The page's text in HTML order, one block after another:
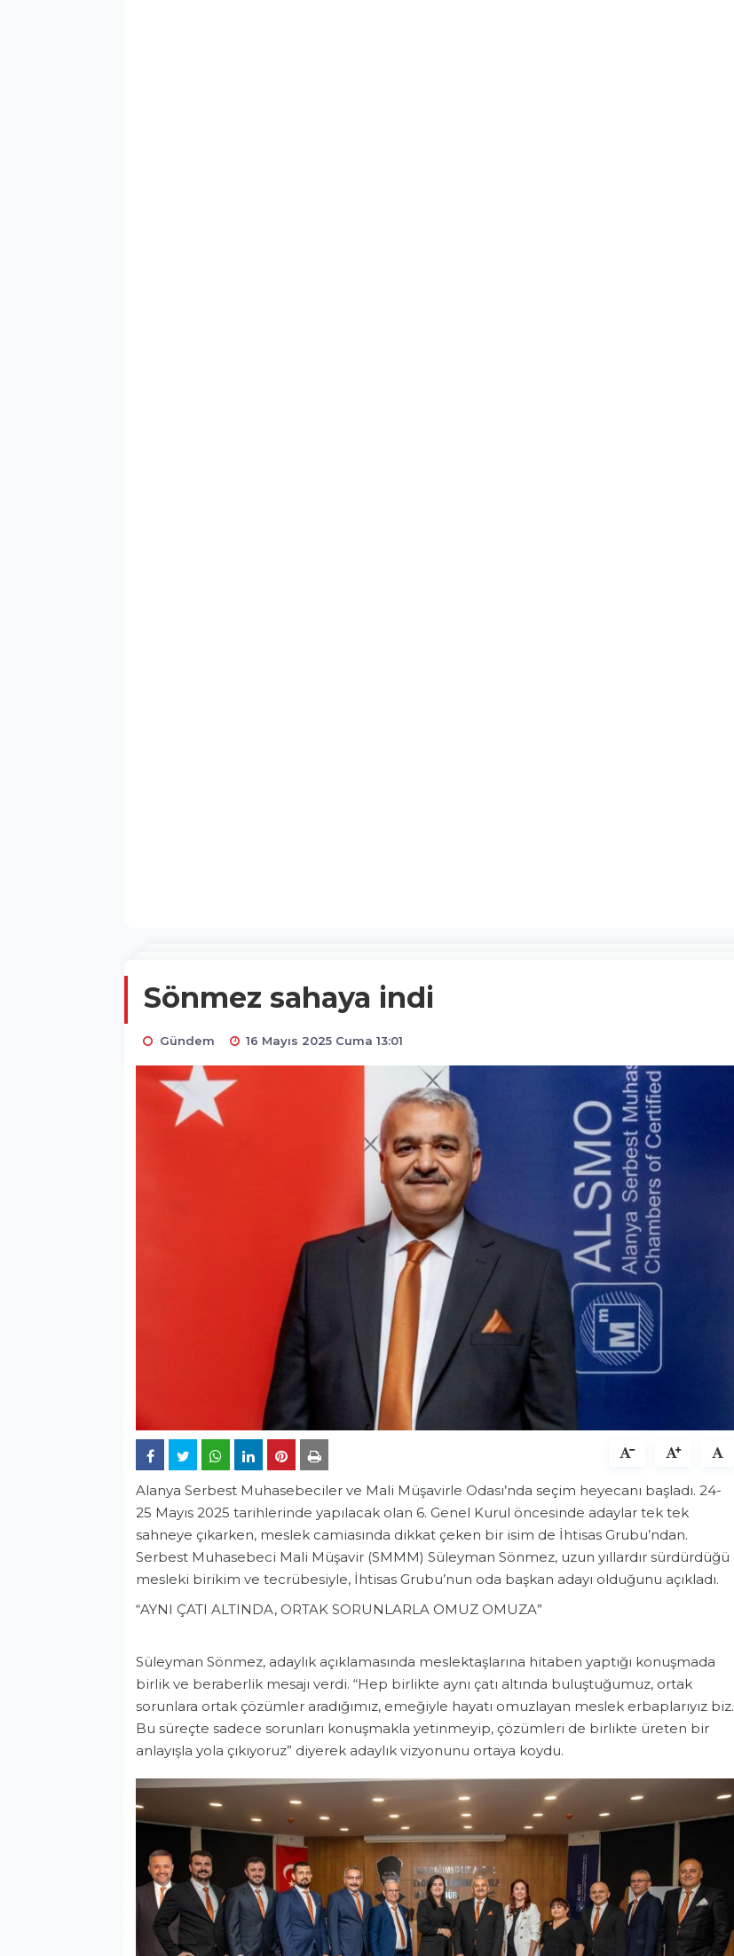
Sönmez sahaya indi
Gündem 16 Mayıs 2025 Cuma 13:01
Alanya Serbest Muhasebeciler ve Mali Müşavirle Odası’nda seçim heyecanı başladı. 24-
25 Mayıs 2025 tarihlerinde yapılacak olan 6. Genel Kurul öncesinde adaylar tek tek
sahneye çıkarken, meslek camiasında dikkat çeken bir isim de İhtisas Grubu’ndan.
Serbest Muhasebeci Mali Müşavir (SMMM) Süleyman Sönmez, uzun yıllardır sürdürdüğü
mesleki birikim ve tecrübesiyle, İhtisas Grubu’nun oda başkan adayı olduğunu açıkladı.
“AYNI ÇATI ALTINDA, ORTAK SORUNLARLA OMUZ OMUZA”
Süleyman Sönmez, adaylık açıklamasında meslektaşlarına hitaben yaptığı konuşmada
birlik ve beraberlik mesajı verdi. “Hep birlikte aynı çatı altında buluştuğumuz, ortak
sorunlara ortak çözümler aradığımız, emeğiyle hayatı omuzlayan meslek erbaplarıyız biz.
Bu süreçte sadece sorunları konuşmakla yetinmeyip, çözümleri de birlikte üreten bir
anlayışla yola çıkıyoruz” diyerek adaylık vizyonunu ortaya koydu.
2026 Air Badminton Türkiye şampiyonası tamamlandı!
Gündem